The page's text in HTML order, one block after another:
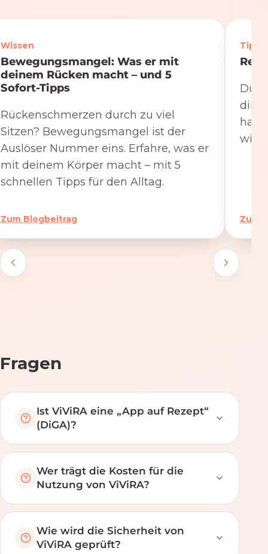
Wissen
Bewegungsmangel: Was er mit
deinem Rücken macht – und 5
Sofort-Tipps
Rückenschmerzen durch zu viel
Sitzen? Bewegungsmangel ist der
Auslöser Nummer eins. Erfahre, was er
mit deinem Körper macht – mit 5
schnellen Tipps für den Alltag.
Zum Blogbeitrag
Tipps
Du
hat.
Zum
Fragen
Ist ViViRA eine „App auf Rezept“
(DiGA)?
Wer trägt die Kosten für die
Nutzung von ViViRA?
Wie wird die Sicherheit von
ViViRA geprüft?